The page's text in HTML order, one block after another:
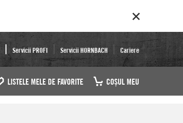
Servicii PROFI Servicii HORNBACH Cariere
LISTELE MELE DE FAVORITE COŞUL MEU